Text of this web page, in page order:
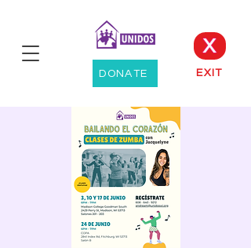
DONATE EXIT
X